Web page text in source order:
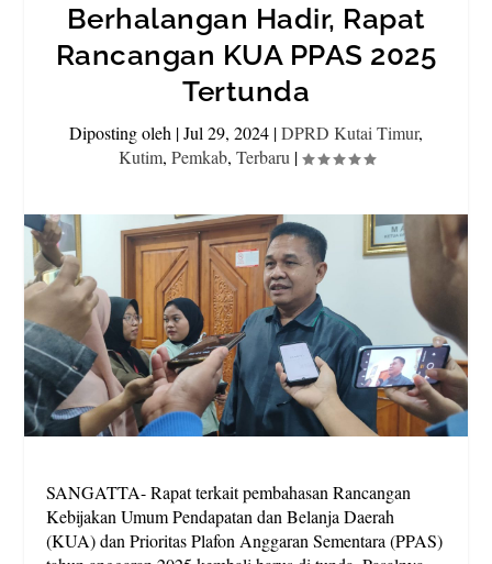
Berhalangan Hadir, Rapat
Rancangan KUA PPAS 2025
Tertunda
Diposting oleh |Jul 29, 2024 |DPRD Kutai Timur,
Kutim, Pemkab, Terbaru |
SANGATTA- Rapat terkait pembahasan Rancangan
Kebijakan Umum Pendapatan dan Belanja Daerah
(KUA) dan Prioritas Plafon Anggaran Sementara (PPAS)